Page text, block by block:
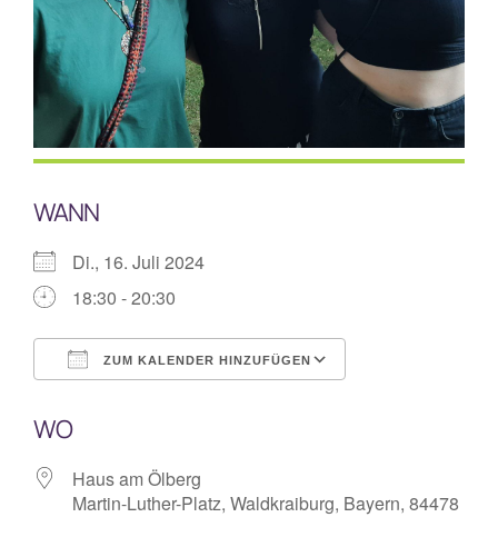
Mitarbeiterplan
Kontakt
WANN
Di., 16. Juli 2024
18:30 - 20:30
ZUM KALENDER HINZUFÜGEN
WO
Haus am Ölberg
Martin-Luther-Platz, Waldkraiburg, Bayern, 84478